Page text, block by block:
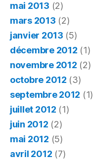
mai 2013 (2)
mars 2013 (2)
janvier 2013 (5)
décembre 2012 (1)
novembre 2012 (2)
octobre 2012 (3)
septembre 2012 (1)
juillet 2012 (1)
juin 2012 (2)
mai 2012 (5)
avril 2012 (7)